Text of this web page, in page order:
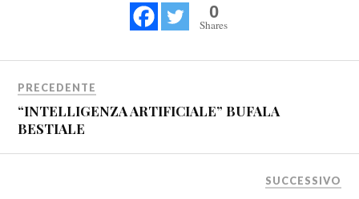
0
Shares
PRECEDENTE
“INTELLIGENZA ARTIFICIALE” BUFALA
BESTIALE
SUCCESSIVO